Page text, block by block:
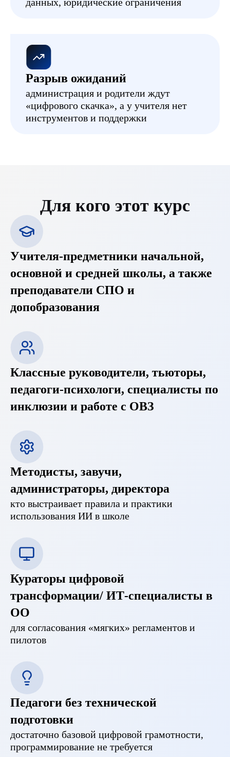
Разрыв ожиданий
администрация и родители ждут
«цифрового скачка», а у учителя нет
инструментов и поддержки
Для кого этот курс
Учителя-предметники начальной,
основной и средней школы, а также
преподаватели СПО и
допобразования
Классные руководители, тьюторы,
педагоги-психологи, специалисты по
инклюзии и работе с ОВЗ
Методисты, завучи,
администраторы, директора
кто выстраивает правила и практики
использования ИИ в школе
Кураторы цифровой
трансформации/ ИТ-специалисты в
ОО
для согласования «мягких» регламентов и
пилотов
Педагоги без технической
подготовки
достаточно базовой цифровой грамотности,
программирование не требуется